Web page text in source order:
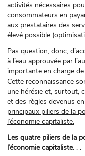
activités nécessaires
consommateurs en
aux prestataires des
élevé possible
Pas question, donc,
à l’eau approuvée par
importante en charge
Cette reconnaissance
une hérésie et, surtout,
et des règles devenus
principaux piliers de la
l’économie capitaliste.
Les quatre piliers de la
l’économie capitaliste. . .